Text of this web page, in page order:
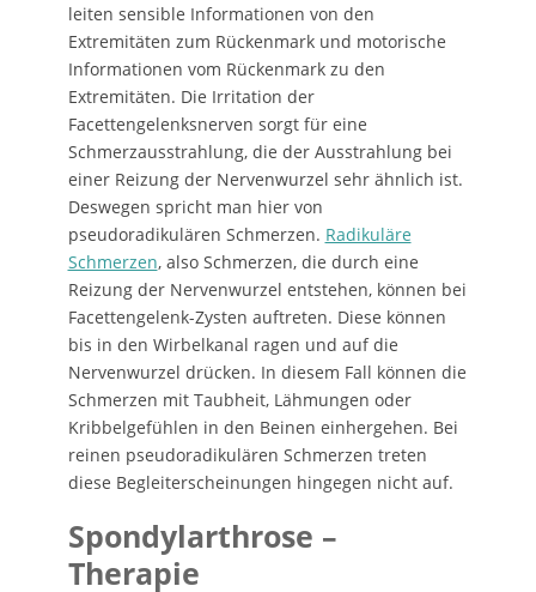
leiten sensible Informationen von den
Extremitäten zum Rückenmark und motorische
Informationen vom Rückenmark zu den
Extremitäten. Die Irritation der
Facettengelenksnerven sorgt für eine
Schmerzausstrahlung, die der Ausstrahlung bei
einer Reizung der Nervenwurzel sehr ähnlich ist.
Deswegen spricht man hier von
pseudoradikulären Schmerzen. Radikuläre
Schmerzen, also Schmerzen, die durch eine
Reizung der Nervenwurzel entstehen, können bei
Facettengelenk-Zysten auftreten. Diese können
bis in den Wirbelkanal ragen und auf die
Nervenwurzel drücken. In diesem Fall können die
Schmerzen mit Taubheit, Lähmungen oder
Kribbelgefühlen in den Beinen einhergehen. Bei
reinen pseudoradikulären Schmerzen treten
diese Begleiterscheinungen hingegen nicht auf.
Spondylarthrose –
Therapie